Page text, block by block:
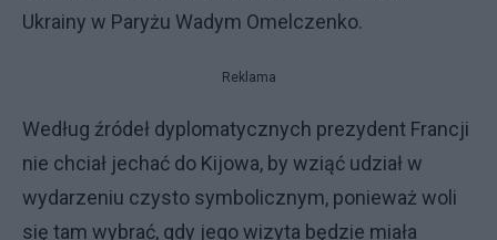
Ukrainy w Paryżu Wadym Omelczenko.
Reklama
Według źródeł dyplomatycznych prezydent Francji
nie chciał jechać do Kijowa, by wziąć udział w
wydarzeniu czysto symbolicznym, ponieważ woli
się tam wybrać, gdy jego wizyta będzie miała